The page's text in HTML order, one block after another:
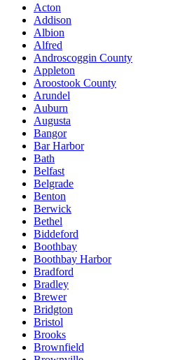
Acton
Addison
Albion
Alfred
Androscoggin County
Appleton
Aroostook County
Arundel
Auburn
Augusta
Bangor
Bar Harbor
Bath
Belfast
Belgrade
Benton
Berwick
Bethel
Biddeford
Boothbay
Boothbay Harbor
Bradford
Bradley
Brewer
Bridgton
Bristol
Brooks
Brownfield